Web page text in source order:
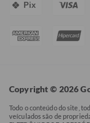
Pix
Copyright © 2026
Todo o conteúdo do site,
veículados são de